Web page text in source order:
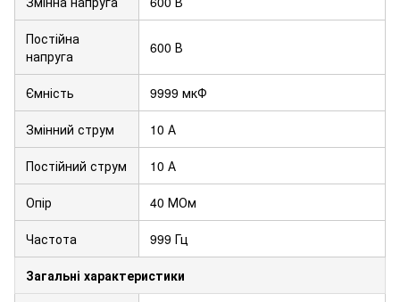
Постійна
напруга
600 В
Ємність 9999 мкФ
Змінний струм 10 А
Постійний струм 10 А
Опір 40 МОм
Частота 999 Гц
Загальні характеристики